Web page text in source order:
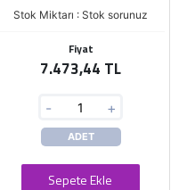
Stok Miktarı : Stok sorunuz
Fiyat
7.473,44 TL
- +
ADET
Sepete Ekle